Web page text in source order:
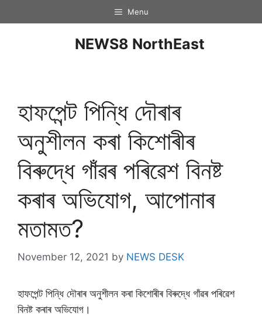
Menu
NEWS8 NorthEast
হাফপেন্ট পিন্ধি দৌৰাৰ
অনুশীলন কৰা কিশোৰীৰ
বিৰুদ্ধে গাঁৱৰ পৰিৱেশ বিনষ্ট
কৰাৰ অভিযোগ, আপোনাৰ
মতামত?
November 12, 2021 by NEWS DESK
হাফপেন্ট পিন্ধি দৌৰাৰ অনুশীলন কৰা কিশোৰীৰ বিৰুদ্ধে গাঁৱৰ পৰিৱেশ
বিনষ্ট কৰাৰ অভিযোগ।